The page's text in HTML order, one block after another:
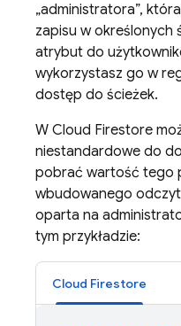
„administratora”,
zapisu w określonych
atrybut do
wykorzystasz go w
dostęp do ścieżek.
W Cloud Firestore
niestandardowe do
pobrać wartość tego
wbudowanego
oparta na
tym przykładzie:
Cloud Firestore